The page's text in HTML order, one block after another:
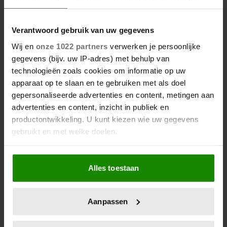
Verantwoord gebruik van uw gegevens
Wij en onze 1022 partners verwerken je persoonlijke
gegevens (bijv. uw IP-adres) met behulp van
technologieën zoals cookies om informatie op uw
apparaat op te slaan en te gebruiken met als doel
gepersonaliseerde advertenties en content, metingen aan
advertenties en content, inzicht in publiek en
productontwikkeling. U kunt kiezen wie uw gegevens
gebruikt en met welke doelen.
Als u het toestaat, willen we ook graag:
Informatie verzamelen over uw geografische
locatie, die tot een paar meter nauwkeurig kan zijn
scannen op specifieke eigenschappen (fingerprinting)
Alles toestaan
Aanpassen
WE LOVE DEZE MARMERLOOK
BLOUSE VAN CAMILLE ROSE
Ken je Camille Rose al? De jongste dochter van
Stéphanie van Monaco is al net zo'n plaatje om te
zien als haar moeder en wijlen oma Grace Kelly.